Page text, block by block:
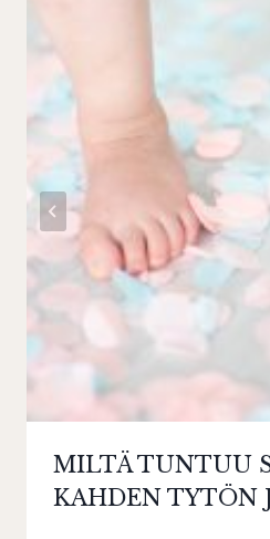
MILTÄ TUNTUU
KAHDEN TYTÖN